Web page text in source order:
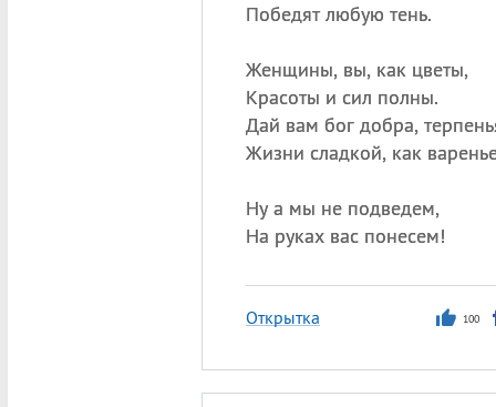
Победят любую тень.
Женщины, вы, как цветы,
Красоты и сил полны.
Дай вам бог добра,
Жизни сладкой, как
Ну а мы не подведем,
На руках вас понесем!
Открытка 100